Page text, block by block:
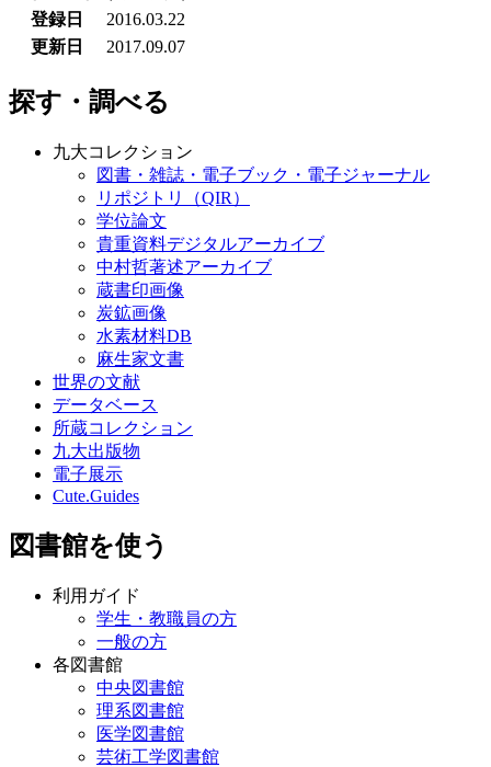
登録日
2016.03.22
更新日
2017.09.07
探す・調べる
九大コレクション
図書・雑誌・電子ブック・電子ジャーナル
リポジトリ（QIR）
学位論文
貴重資料デジタルアーカイブ
中村哲著述アーカイブ
蔵書印画像
炭鉱画像
水素材料DB
麻生家文書
世界の文献
データベース
所蔵コレクション
九大出版物
電子展示
Cute.Guides
図書館を使う
利用ガイド
学生・教職員の方
一般の方
各図書館
中央図書館
理系図書館
医学図書館
芸術工学図書館